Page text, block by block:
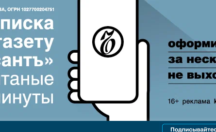
Реклама в «Ъ» www.kommersant.ru/ad